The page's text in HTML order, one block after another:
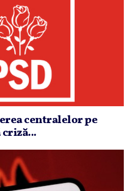
centralelor pe